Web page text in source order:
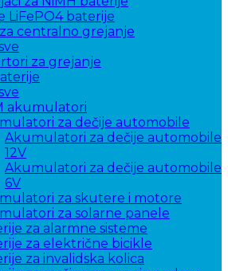
LiFePO4 baterije
centralno grejanje
za grejanje
akumulatori
za dečije automobile
Akumulatori za dečije automobile
12V
Akumulatori za dečije automobile
6V
za skutere i motore
za solarne panele
za alarmne sisteme
za električne bicikle
za invalidska kolica